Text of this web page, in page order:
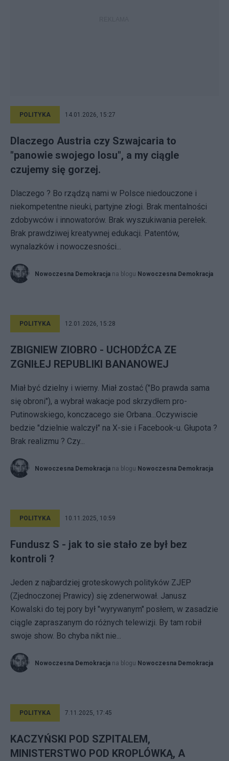
POLITYKA 14.01.2026, 15:27
Dlaczego Austria czy Szwajcaria to
"panowie swojego losu", a my ciągle
czujemy się gorzej.
Dlaczego ? Bo rządzą nami w Polsce niedouczone i
niekompetentne nieuki, partyjne złogi. Brak mentalności
zdobywców i innowatorów. Brak wyszukiwania perełek.
Brak prawdziwej kreatywnej edukacji. Patentów,
wynalazków i nowoczesności...
Nowoczesna Demokracja na blogu Nowoczesna Demokracja
POLITYKA 12.01.2026, 15:28
ZBIGNIEW ZIOBRO - UCHODŹCA ZE
ZGNIŁEJ REPUBLIKI BANANOWEJ
Miał być dzielny i wierny. Miał zostać ("Bo prawda sama
się obroni"), a wybrał wakacje pod skrzydłem pro-
Putinowskiego, konczacego sie Orbana...Oczywiscie
bedzie "dzielnie walczył" na X-sie i Facebook-u. Głupota ?
Brak realizmu ? Czy...
Nowoczesna Demokracja na blogu Nowoczesna Demokracja
POLITYKA 10.11.2025, 10:59
Fundusz S - jak to sie stało ze był bez
kontroli ?
Jeden z najbardziej groteskowych polityków ZJEP
(Zjednoczonej Prawicy) się zdenerwował. Janusz
Kowalski do tej pory był "wyrywanym" posłem, w zasadzie
ciągle zapraszanym do różnych telewizji. By tam robił
swoje show. Bo chyba nikt nie...
Nowoczesna Demokracja na blogu Nowoczesna Demokracja
POLITYKA 7.11.2025, 17:45
KACZYŃSKI POD SZPITALEM,
MINISTERSTWO POD KROPLÓWKĄ, A